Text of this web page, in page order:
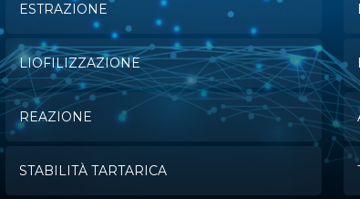
ESTRAZIONE
LIOFILIZZAZIONE
REAZIONE
STABILITÀ TARTARICA